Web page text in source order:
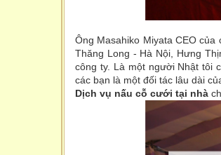
Ông Masahiko Miyata CEO
Thăng Long - Hà Nội, Hưng
công ty. Là một người Nhật tôi
các bạn là một đối tác lâu dài
Dịch vụ nấu cỗ cưới tại nhà